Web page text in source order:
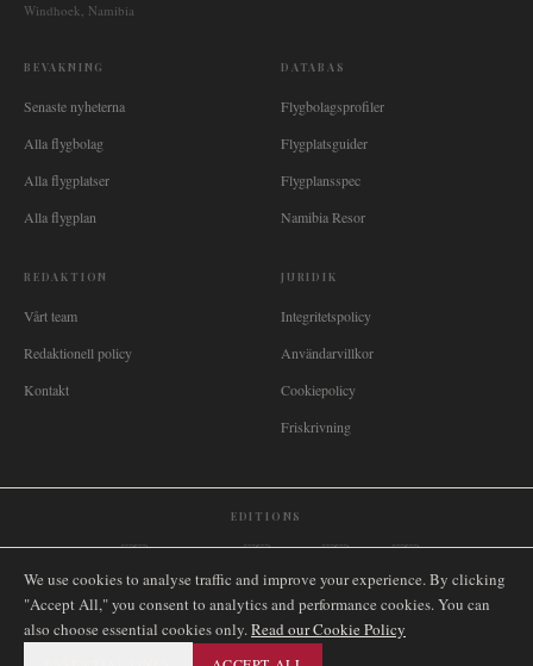
Windhoek, Namibia
BEVAKNING
Senaste nyheterna
Alla flygbolag
Alla flygplatser
Alla flygplan
DATABAS
Flygbolagsprofiler
Flygplatsguider
Flygplansspec
Namibia Resor
REDAKTION
Vårt team
Redaktionell policy
Kontakt
JURIDIK
Integritetspolicy
Användarvillkor
Cookiepolicy
Friskrivning
EDITIONS
🌐 International🇬🇧 United Kingdom🇦🇺 Australia🇨🇦 Canada🇳🇿 New Zealand
🇿🇦 South Africa🇸🇬 Singapore 🇩🇪 Deutschland🇳🇱 Nederland🇫🇷 France
🇮🇹 Italia🇪🇸 España 🇧🇷 Brasil🇸🇪 Sverige🇳🇴 Norge🇩🇰 Danmark
We use cookies to analyse traffic and improve your experience. By clicking
"Accept All," you consent to analytics and performance cookies. You can
also choose essential cookies only.Read our Cookie Policy